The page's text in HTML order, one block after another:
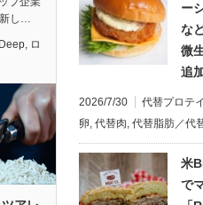
新し…
, ロ
ー
な
微
追
2026/7/30 代替プロテ
卵 代替肉 代替脂肪／代
米
で